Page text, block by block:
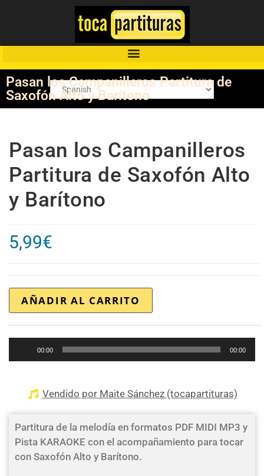
Pasan los Campanilleros Partitura de
Saxofón Alto y Barítono
Pasan los Campanilleros
Partitura de Saxofón Alto
y Barítono
5,99€
AÑADIR AL CARRITO
de
00:00 00:00
Vendido por Maite Sánchez (tocapartituras)
Partitura de la melodía en formatos PDF MIDI MP3 y
Pista KARAOKE con el acompañamiento para tocar
con Saxofón Alto y Barítono.